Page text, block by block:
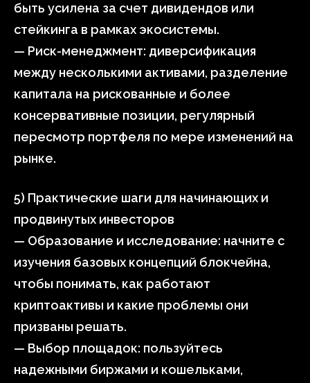
быть усилена за счет дивидендов или
стейкинга в рамках экосистемы.
— Риск-менеджмент: диверсификация
между несколькими активами, разделение
капитала на рискованные и более
консервативные позиции, регулярный
пересмотр портфеля по мере изменений на
рынке.
5) Практические шаги для начинающих и
продвинутых инвесторов
— Образование и исследование: начните с
изучения базовых концепций блокчейна,
чтобы понимать, как работают
криптоактивы и какие проблемы они
призваны решать.
— Выбор площадок: пользуйтесь
надежными биржами и кошельками,